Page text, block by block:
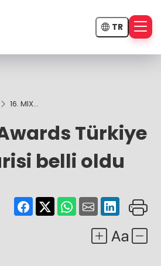
TR
16. MIXX
Türkiye
Ana
Jürisi
belli
Türkiye
belli oldu